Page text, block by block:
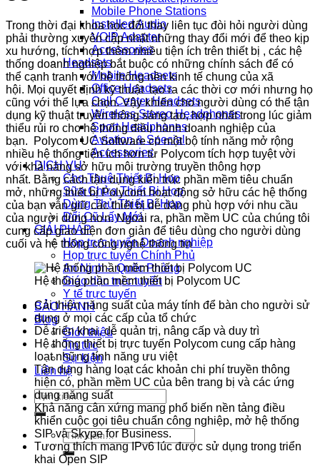
Mobile Phone Stations
Installed Audio
VOIP Adapter
Accessories
Headsets
Mobile Headsets
Office Headsets
Call Center Headsets
Wireless Stereo Headphones
Sport Headphones
Aviation & Special
Accessories
DỊCH VỤ
Cho Thuê Thiết Bị Họp
Sữa Chửa Thiết Bị Họp
Dùng Thử Thiết Bị Họp
Đổi Cũ Lấy Mới
GIẢI PHÁP
Họp trực tuyến Doanh nghiệp
Họp trực tuyến Chính Phủ
An Ninh – Quốc Phòng
Giáo dục trực tuyến
Y tế trực tuyến
BẢO HÀNH
Blog
Giới thiệu
Tin tức
Sự kiện
Liên hệ
Tìm
kiếm:
Tìm
kiếm:
Trong thời đại khoa học đổi thay liên tục đòi hỏi người dùng
phải thường xuyên cập nhất những thay đổi mới để theo kịp
xu hướng, tích hợp thêm nhiều tiện ích trên thiết bị , các hệ
thống doanh nghiệpbắt buộc có những chính sách để có
thể cạnh tranh với hệ thống nền kinh tế chung của xã
hội. Mọi quyết địnhkỹ thuật tạo ra các thời cơ mới nhưng họ
cũng với thể lựa chọn. Vậykhiến cho người dùng có thể tận
dụng kỹ thuậttruyền thông sáng tạo,hợp nhấttrong lúc giảm
thiểu rủi ro cho hệ thống điều hành doanh nghiệp của
bạn. Polycom UC Softwarecó mộtbộ tính năng mở rộng
nhiều hệ thống tiện ích hơntừ Polycom tích hợp tuyệt vời
với khả năngsở hữu môi trường truyền thông hợp
nhất. Bằngcách tận dụng kiến ​​trúc phần mềm tiêu chuẩn
mở, những thiết bịPolycom hoạt động sở hữu các hệ thống
của bạn vẫn giữcác thiết bịdễ dàng phù hợp với nhu cầu
của người dùng hơn. Ngoài ra, phần mềm UC của chúng tôi
cung cấpgiao diện đơn giản để tiêu dùng cho người dùng
cuối và hệ thống công nghệ thông tin
Hệ thống phần mềm thiết bị Polycom UC
Cải thiện năng suất của máy tính để bàn cho người sử
dụng ở mọi các cấp của tổ chức
Dễ triển khai, dễ quản trị, nâng cấp và duy trì
Hệ thống thiết bị trực tuyến Polycom cung cấp hàng
loạt những tính năng ưu việt
Tận dụng hàng loạt các khoản chi phí truyền thông
hiện có, phần mềm UC của bên trang bị và các ứng
dụngnăng suất
Khả năngcân xứng mang phổ biến nền tảng điều
khiển cuộc gọi tiêu chuẩn công nghiệp, mở hệ thống
SIP và Skype for Business.
Tương thíchmangIPv6lúcđược sử dụng trong triển
khai Open SIP